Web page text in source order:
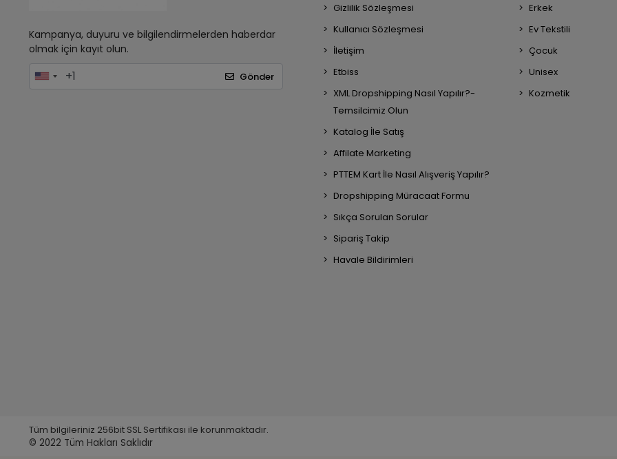
Kampanya, duyuru ve bilgilendirmelerden haberdar
olmak için kayıt olun.
Gönder
Gizlilik Sözleşmesi
Kullanıcı Sözleşmesi
İletişim
Etbiss
XML Dropshipping Nasıl Yapılır?-
Temsilcimiz Olun
Katalog İle Satış
Affilate Marketing
PTTEM Kart İle Nasıl Alışveriş Yapılır?
Dropshipping Müracaat Formu
Sıkça Sorulan Sorular
Sipariş Takip
Havale Bildirimleri
Erkek
Ev Tekstili
Çocuk
Unisex
Kozmetik
Tüm bilgileriniz 256bit SSL Sertifikası ile korunmaktadır.
© 2022 Tüm Hakları Saklıdır